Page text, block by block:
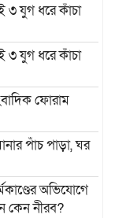
৩ যুগ ধরে কাঁচা
৩ যুগ ধরে কাঁচা
ফোরাম
পাঁচ পাড়া, ঘর
অভিযোগে
কেন নীরব?